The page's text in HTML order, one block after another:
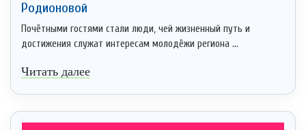
Родионовой
Почётными гостями стали люди, чей жизненный путь и
достижения служат интересам молодёжи региона ...
Читать далее